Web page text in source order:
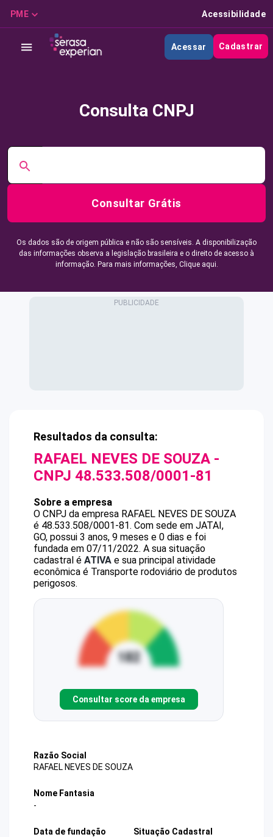
PME Acessibilidade
Acessar Cadastrar
Consulta CNPJ
Consultar Grátis
Os dados são de origem pública e não são sensíveis. A disponibilização
das informações observa a legislação brasileira e o direito de acesso à
informação. Para mais informações, Clique aqui.
Resultados da consulta:
RAFAEL NEVES DE SOUZA -
CNPJ 48.533.508/0001-81
Sobre a empresa
O CNPJ da empresa RAFAEL NEVES DE SOUZA
é 48.533.508/0001-81. Com sede em JATAI,
GO, possui 3 anos, 9 meses e 0 dias e foi
fundada em 07/11/2022. A sua situação
cadastral é ATIVA e sua principal atividade
econômica é Transporte rodoviário de produtos
perigosos.
Consultar score da empresa
Razão Social
RAFAEL NEVES DE SOUZA
Nome Fantasia
-
Data de fundação
Situação Cadastral